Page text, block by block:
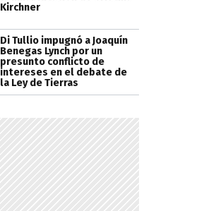
Kirchner
Di Tullio impugnó a Joaquín
Benegas Lynch por un
presunto conflicto de
intereses en el debate de
la Ley de Tierras